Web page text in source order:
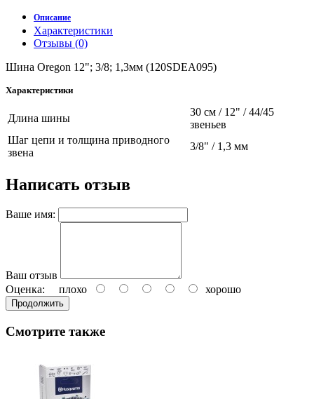
Описание
Характеристики
Отзывы (0)
Шина Oregon 12"; 3/8; 1,3мм (120SDEA095)
Характеристики
Длина шины
30 см / 12" / 44/45
звеньев
Шаг цепи и толщина приводного
звена
3/8" / 1,3 мм
Написать отзыв
Ваше имя:
Ваш отзыв
Оценка: плохо хорошо
Продолжить
Смотрите также